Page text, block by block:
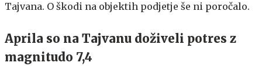
Tajvana. O škodi na objektih podjetje še ni poročalo.
Aprila so na Tajvanu doživeli potres z
magnitudo 7,4